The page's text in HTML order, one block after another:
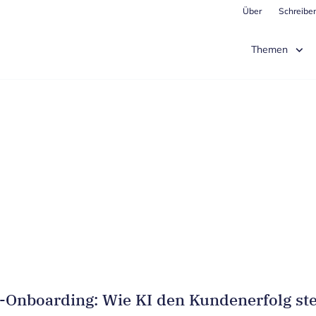
Über
Themen
Wie KI den Kundenerfolg